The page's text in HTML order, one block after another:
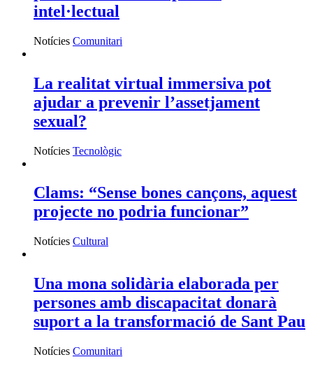
intel·lectual
Notícies Comunitari
La realitat virtual immersiva pot
ajudar a prevenir l’assetjament
sexual?
Notícies Tecnològic
Clams: “Sense bones cançons, aquest
projecte no podria funcionar”
Notícies Cultural
Una mona solidària elaborada per
persones amb discapacitat donarà
suport a la transformació de Sant Pau
Notícies Comunitari